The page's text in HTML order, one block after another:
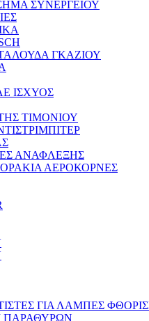
ΣΥΝΕΡΓΕΙΟΥ
ΓΚΑΖΙΟΥ
ΙΣΧΥΟΣ
ΤΙΜΟΝΙΟΥ
ΑΝΑΦΛΕΞΗΣ
ΑΕΡΟΚΟΡΝΕΣ
ΓΙΑ ΛΑΜΠΕΣ
ΠΑΡΑΘΥΡΩΝ